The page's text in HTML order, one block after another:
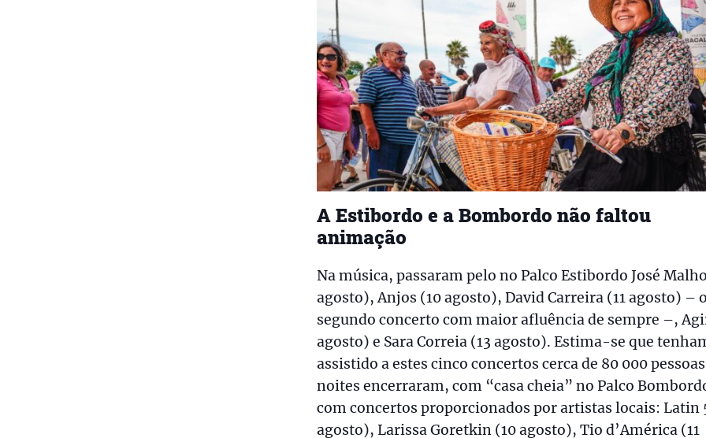
A Estibordo e a Bombordo não faltou
animação
Na música, passaram pelo no Palco Estibordo José
agosto), Anjos (10 agosto), David Carreira (11 agosto) –
segundo concerto com maior afluência de sempre –,
agosto) e Sara Correia (13 agosto). Estima-se que
assistido a estes cinco concertos cerca de 80 000
noites encerraram, com “casa cheia” no Palco
com concertos proporcionados por artistas locais: Latin
agosto), Larissa Goretkin (10 agosto), Tio d’América (11